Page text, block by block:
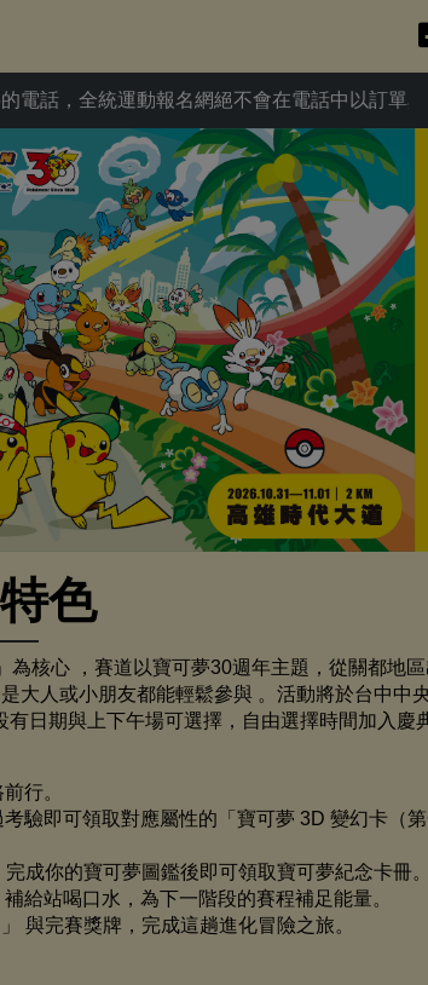
運動報名網絕不會在電話中以訂單異常為由
色
核心 ，賽道以寶可夢30週年主題，從關都地
大人或小朋友都能輕鬆參與 。活動將於台中中
日期與上下午場可選擇，自由選擇時間加入慶
行。
驗即可領取對應屬性的「寶可夢 3D 變幻卡（
成你的寶可夢圖鑑後即可領取寶可夢紀念卡冊。
給站喝口水，為下一階段的賽程補足能量。
與完賽獎牌，完成這趟進化冒險之旅。